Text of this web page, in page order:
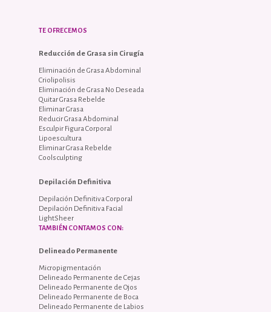
TE OFRECEMOS
Reducción de Grasa sin Cirugía
Eliminación de Grasa Abdominal
Criolipolisis
Eliminación de Grasa No Deseada
Quitar Grasa Rebelde
Eliminar Grasa
Reducir Grasa Abdominal
Esculpir Figura Corporal
Lipoescultura
Eliminar Grasa Rebelde
Coolsculpting
Depilación Definitiva
Depilación Definitiva Corporal
Depilación Definitiva Facial
LightSheer
TAMBIÉN CONTAMOS CON:
Delineado Permanente
Micropigmentación
Delineado Permanente de Cejas
Delineado Permanente de Ojos
Delineado Permanente de Boca
Delineado Permanente de Labios